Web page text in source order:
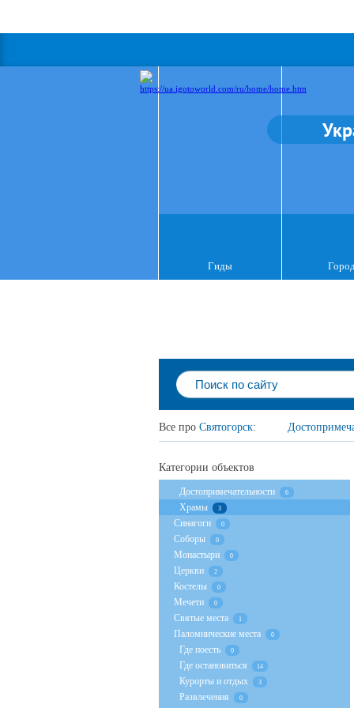
Гиды
Все про Святогорск:
Категории объектов
Достопримечательности 6
Храмы 3
Cинагоги 0
Соборы 0
Монастыри 0
Церкви 2
Костелы 0
Мечети 0
Святые места 1
Паломнические места 0
Где поесть 0
Где остановиться 14
Курорты и отдых 3
Развлечения 0